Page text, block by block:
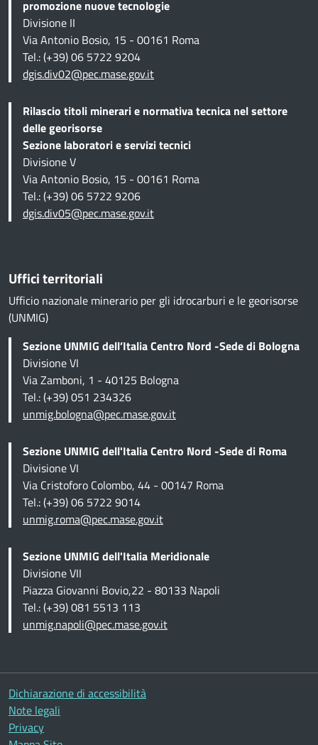
promozione nuove tecnologie
Divisione II
Via Antonio Bosio, 15 - 00161 Roma
Tel.: (+39) 06 5722 9204
dgis.div02@pec.mase.gov.it
Rilascio titoli minerari e normativa tecnica nel settore
delle georisorse
Sezione laboratori e servizi tecnici
Divisione V
Via Antonio Bosio, 15 - 00161 Roma
Tel.: (+39) 06 5722 9206
dgis.div05@pec.mase.gov.it
Uffici territoriali
Ufficio nazionale minerario per gli idrocarburi e le georisorse
(UNMIG)
Sezione UNMIG dell’Italia Centro Nord -Sede di Bologna
Divisione VI
Via Zamboni, 1 - 40125 Bologna
Tel.: (+39) 051 234326
unmig.bologna@pec.mase.gov.it
Sezione UNMIG dell'Italia Centro Nord -Sede di Roma
Divisione VI
Via Cristoforo Colombo, 44 - 00147 Roma
Tel.: (+39) 06 5722 9014
unmig.roma@pec.mase.gov.it
Sezione UNMIG dell'Italia Meridionale
Divisione VII
Piazza Giovanni Bovio,22 - 80133 Napoli
Tel.: (+39) 081 5513 113
unmig.napoli@pec.mase.gov.it
Altre informazioni
Dichiarazione di accessibilità
Note legali
Privacy